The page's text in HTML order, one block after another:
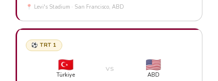
📍 Levi's Stadium · San Francisco, ABD
⚽ TRT 1
🇹🇷
Türkiye
VS 🇺🇸
ABD